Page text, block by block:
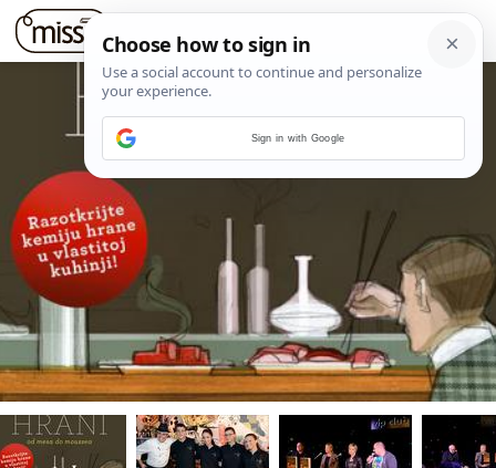
Sign in with Google